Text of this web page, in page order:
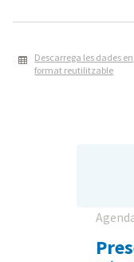
Descarrega les dades en
format reutilitzable